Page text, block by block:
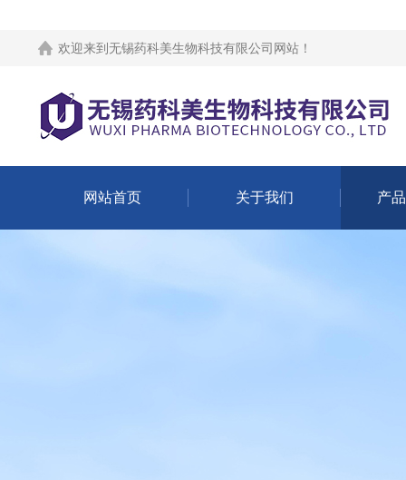
欢迎来到 无锡药科美生物科技有限公司网站 ！
网站首页 关于我们 产